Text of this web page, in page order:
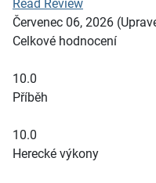
Read Review
Červenec 06, 2026
Celkové hodnocení
10.0
Příběh
10.0
Herecké výkony